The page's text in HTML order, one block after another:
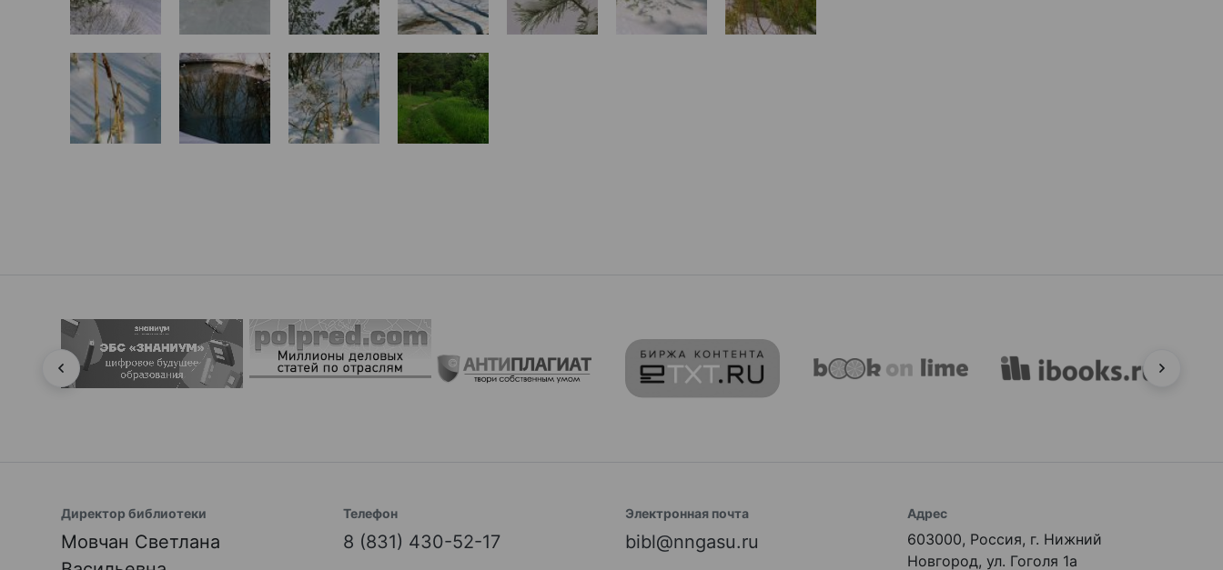
Директор библиотеки
Мовчан Светлана
Телефон
8 (831) 430-52-17
Электронная почта
bibl@nngasu.ru
Адрес
603000, Россия, г. Нижний
Новгород, ул. Гоголя 1а